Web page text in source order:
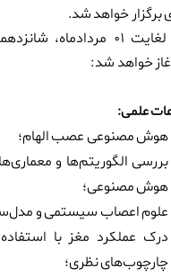
خواهد شد.
از روز ۳۰ تیر لغایت ۰۱
خواهد شد:
علمی:
هوش مصنوعی عصب الهام؛
بررسی الگوریتم‌ها و
هوش مصنوعی؛
علوم اعصاب سیستمی و
درک عملکرد مغز با
چارچوب‌های نظری؛